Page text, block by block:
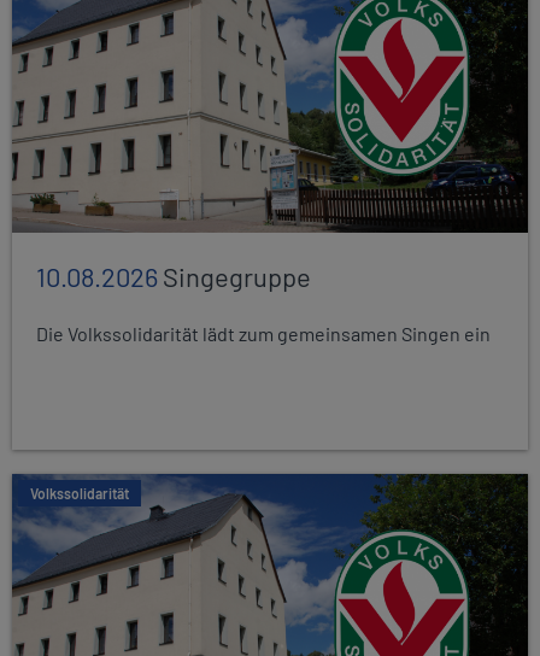
10.08.2026Singegruppe
Die Volkssolidarität lädt zum gemeinsamen Singen ein
Volkssolidarität